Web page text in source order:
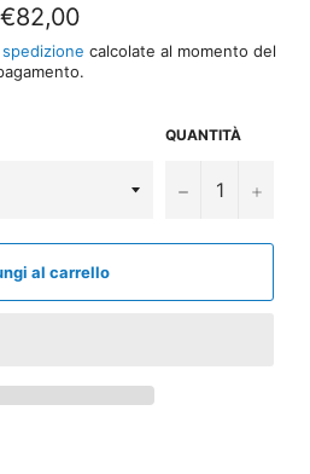
Prezzo
di
listino
€82,00
calcolate al momento del
QUANTITÀ
− +
al carrello